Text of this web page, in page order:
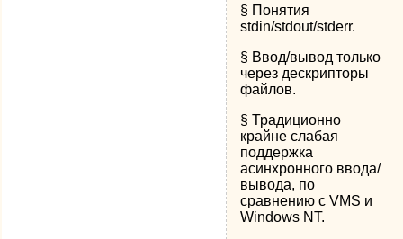
§ Понятия
stdin/stdout/stderr.
§ Ввод/вывод только
через дескрипторы
файлов.
§ Традиционно
крайне слабая
поддержка
асинхронного ввода/
вывода, по
сравнению с VMS и
Windows NT.